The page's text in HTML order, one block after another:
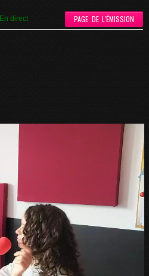
En direct PAGE DE L'ÉMISSION